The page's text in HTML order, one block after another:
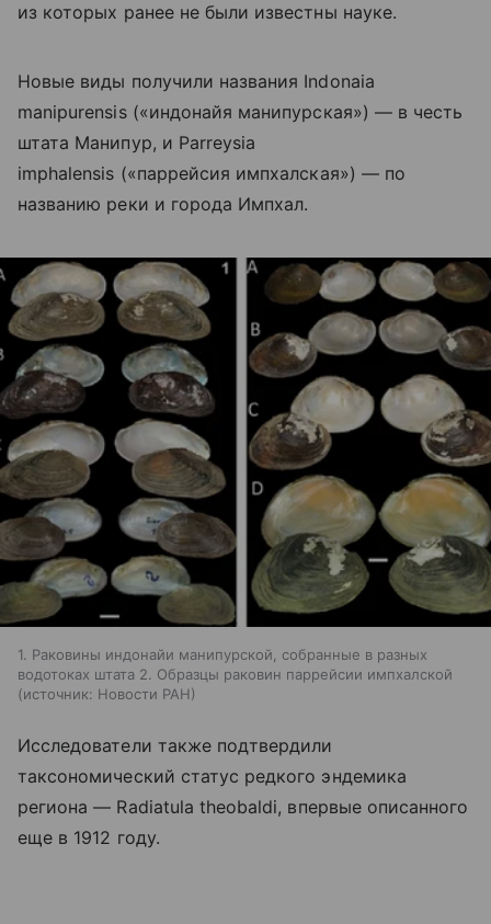
из которых ранее не были известны науке.
Новые виды получили названия Indonaia
manipurensis («индонайя манипурская») — в честь
штата Манипур, и Parreysia
imphalensis («паррейсия импхалская») — по
названию реки и города Импхал.
1. Раковины индонайи манипурской, собранные в разных
водотоках штата 2. Образцы раковин паррейсии импхалской
источник: Новости РАН
Исследователи также подтвердили
таксономический статус редкого эндемика
региона — Radiatula theobaldi, впервые описанного
еще в 1912 году.